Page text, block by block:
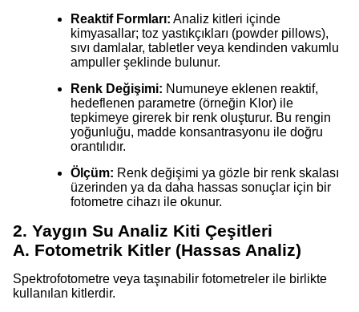
Reaktif Formları: Analiz kitleri içinde
kimyasallar; toz yastıkçıkları (powder pillows),
sıvı damlalar, tabletler veya kendinden vakumlu
ampuller şeklinde bulunur.
Renk Değişimi: Numuneye eklenen reaktif,
hedeflenen parametre (örneğin Klor) ile
tepkimeye girerek bir renk oluşturur. Bu rengin
yoğunluğu, madde konsantrasyonu ile doğru
orantılıdır.
Ölçüm: Renk değişimi ya gözle bir renk skalası
üzerinden ya da daha hassas sonuçlar için bir
fotometre cihazı ile okunur.
2. Yaygın Su Analiz Kiti Çeşitleri
A. Fotometrik Kitler (Hassas Analiz)
Spektrofotometre veya taşınabilir fotometreler ile birlikte
kullanılan kitlerdir.